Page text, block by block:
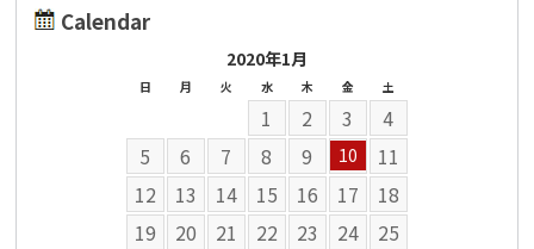
Calendar
2020年1月
日 月 火 水 木 金 土
1 2 3
4
5
6 7 8 9 10
11
12
13 14 15 16 17
18
19
20 21 22 23 24 25